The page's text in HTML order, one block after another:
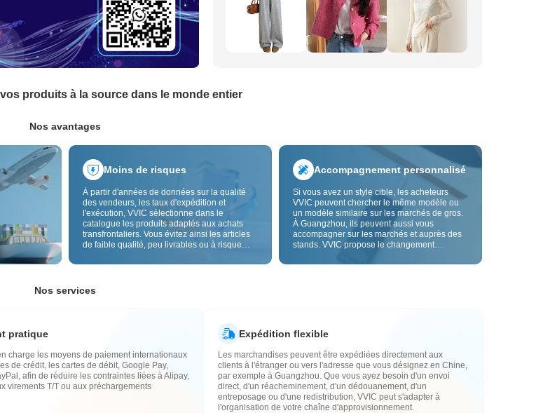
produits à la source dans le monde entier
Nos avantages
Moins de risques
À partir d'années de données sur la qualité
des vendeurs, les taux d'expédition et
l'exécution, VVIC sélectionne dans le
catalogue les produits adaptés aux achats
transfrontaliers. Vous évitez ainsi les articles
de faible qualité, peu livrables ou à risque
Le contrôle qualité transfrontalier et les
risques de qualité, douane et après-vente.
Accompagnement personnalisé
Si vous avez un style cible, les acheteurs
VVIC peuvent chercher le même modèle ou
un modèle similaire sur les marchés de gros.
À Guangzhou, ils peuvent aussi vous
accompagner sur les marchés et auprès des
stands. VVIC propose le changement
la personnalisation OEM par image ou
Nos services
pratique
charge les moyens de paiement internationaux
de crédit, les cartes de débit, Google Pay,
afin de réduire les contraintes liées à Alipay,
virements T/T ou aux préchargements
Expédition flexible
Les marchandises peuvent être expédiées directement aux
clients à l'étranger ou vers l'adresse que vous désignez en Chine,
par exemple à Guangzhou. Que vous ayez besoin d'un envoi
direct, d'un réacheminement, d'un dédouanement, d'un
entreposage ou d'une redistribution, VVIC peut s'adapter à
l'organisation de votre chaîne d'approvisionnement.